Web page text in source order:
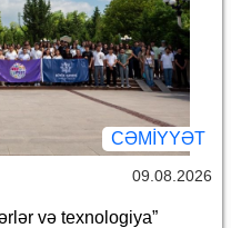
CƏMİYYƏT
09.08.2026
və texnologiya”